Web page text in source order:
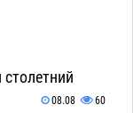
08.08 60